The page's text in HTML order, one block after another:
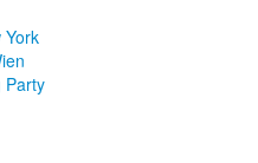
York
Party